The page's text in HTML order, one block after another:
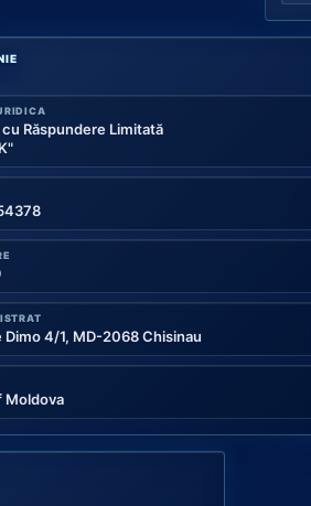
Răspundere Limitată
Dimo 4/1, MD-2068 Chisinau
Moldova